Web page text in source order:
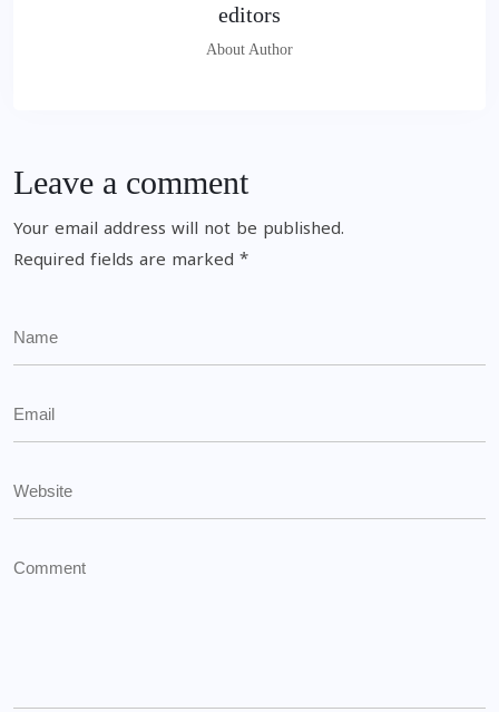
editors
About Author
Leave a comment
Your email address will not be published.
Required fields are marked *